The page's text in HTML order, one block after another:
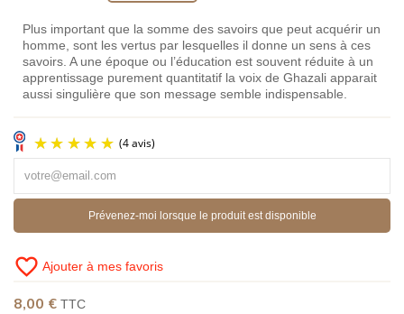
Plus important que la somme des savoirs que peut acquérir un
homme, sont les vertus par lesquelles il donne un sens à ces
savoirs. A une époque ou l’éducation est souvent réduite à un
apprentissage purement quantitatif la voix de Ghazali apparait
aussi singulière que son message semble indispensable.
Prévenez-moi lorsque le produit est disponible
favorite_border Ajouter à mes favoris
8,00 € TTC